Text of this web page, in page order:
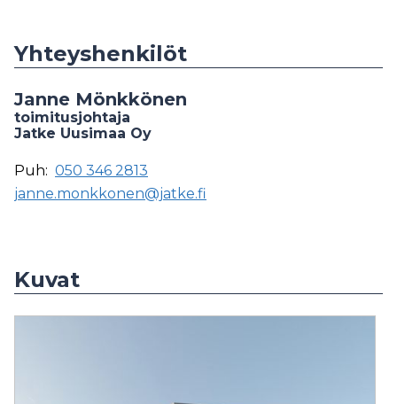
Yhteyshenkilöt
Janne Mönkkönen
toimitusjohtaja
Jatke Uusimaa Oy
Puh: 050 346 2813
janne.monkkonen@jatke.fi
Kuvat